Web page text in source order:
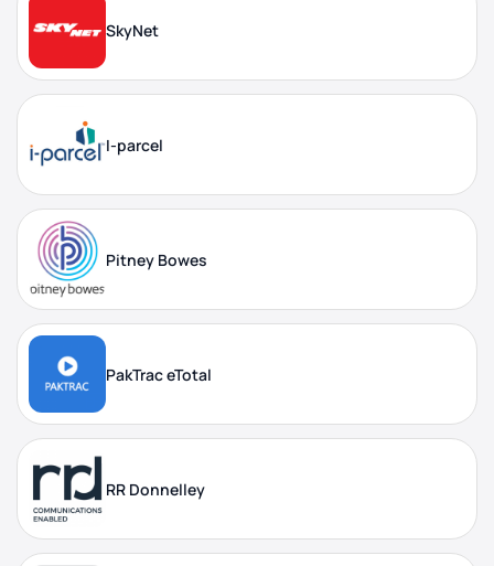
SkyNet
I-parcel
Pitney Bowes
PakTrac eTotal
RR Donnelley